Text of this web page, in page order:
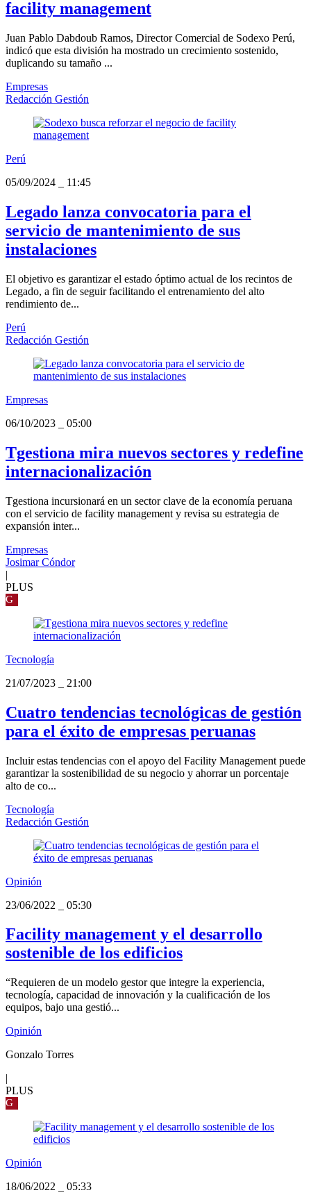
facility management
Juan Pablo Dabdoub Ramos, Director Comercial de Sodexo Perú,
indicó que esta división ha mostrado un crecimiento sostenido,
duplicando su tamaño ...
Empresas
Redacción Gestión
Perú
05/09/2024
11:45
Legado lanza convocatoria para el
servicio de mantenimiento de sus
instalaciones
El objetivo es garantizar el estado óptimo actual de los recintos de
Legado, a fin de seguir facilitando el entrenamiento del alto
rendimiento de...
Perú
Redacción Gestión
Empresas
06/10/2023
05:00
Tgestiona mira nuevos sectores y redefine
internacionalización
Tgestiona incursionará en un sector clave de la economía peruana
con el servicio de facility management y revisa su estrategia de
expansión inter...
Empresas
Josimar Cóndor
|
PLUS
G
Tecnología
21/07/2023
21:00
Cuatro tendencias tecnológicas de gestión
para el éxito de empresas peruanas
Incluir estas tendencias con el apoyo del Facility Management puede
garantizar la sostenibilidad de su negocio y ahorrar un porcentaje
alto de co...
Tecnología
Redacción Gestión
Opinión
23/06/2022
05:30
Facility management y el desarrollo
sostenible de los edificios
“Requieren de un modelo gestor que integre la experiencia,
tecnología, capacidad de innovación y la cualificación de los
equipos, bajo una gestió...
Opinión
Gonzalo Torres
|
PLUS
G
Opinión
18/06/2022
05:33